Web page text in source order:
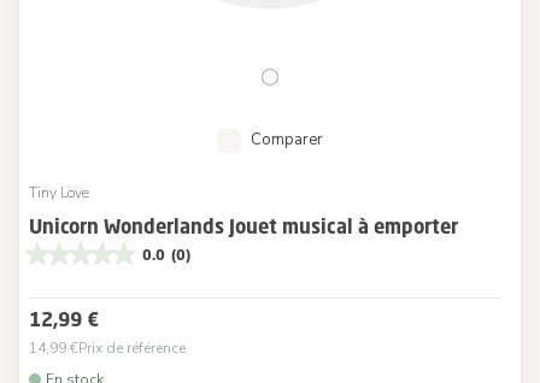
Comparer
Tiny Love
Unicorn Wonderlands Jouet musical à emporter
0.0 (0)
12,99 €
14,99 €Prix de référence